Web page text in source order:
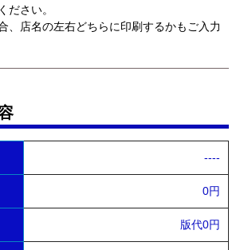
ださい。
、店名の左右どちらに印刷するかもご入力
----
0円
版代0円